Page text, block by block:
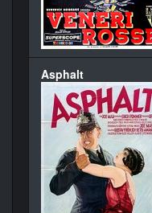
Asphalt